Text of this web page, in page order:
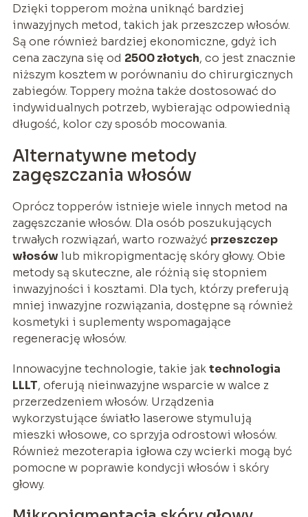
Dzięki topperom można uniknąć bardziej
inwazyjnych metod, takich jak przeszczep włosów.
Są one również bardziej ekonomiczne, gdyż ich
cena zaczyna się od 2500 złotych, co jest znacznie
niższym kosztem w porównaniu do chirurgicznych
zabiegów. Toppery można także dostosować do
indywidualnych potrzeb, wybierając odpowiednią
długość, kolor czy sposób mocowania.
Alternatywne metody
zagęszczania włosów
Oprócz topperów istnieje wiele innych metod na
zagęszczanie włosów. Dla osób poszukujących
trwałych rozwiązań, warto rozważyć przeszczep
włosówlub mikropigmentację skóry głowy. Obie
metody są skuteczne, ale różnią się stopniem
inwazyjności i kosztami. Dla tych, którzy preferują
mniej inwazyjne rozwiązania, dostępne są również
kosmetyki i suplementy wspomagające
regenerację włosów.
Innowacyjne technologie, takie jaktechnologia
LLLT, oferują nieinwazyjne wsparcie w walce z
przerzedzeniem włosów. Urządzenia
wykorzystujące światło laserowe stymulują
mieszki włosowe, co sprzyja odrostowi włosów.
Również mezoterapia igłowa czy wcierki mogą być
pomocne w poprawie kondycji włosów i skóry
głowy.